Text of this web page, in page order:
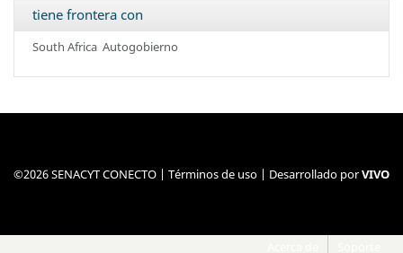
tiene frontera con
South Africa Autogobierno
©2026 SENACYT CONECTO | Términos de uso | Desarrollado porVIVO